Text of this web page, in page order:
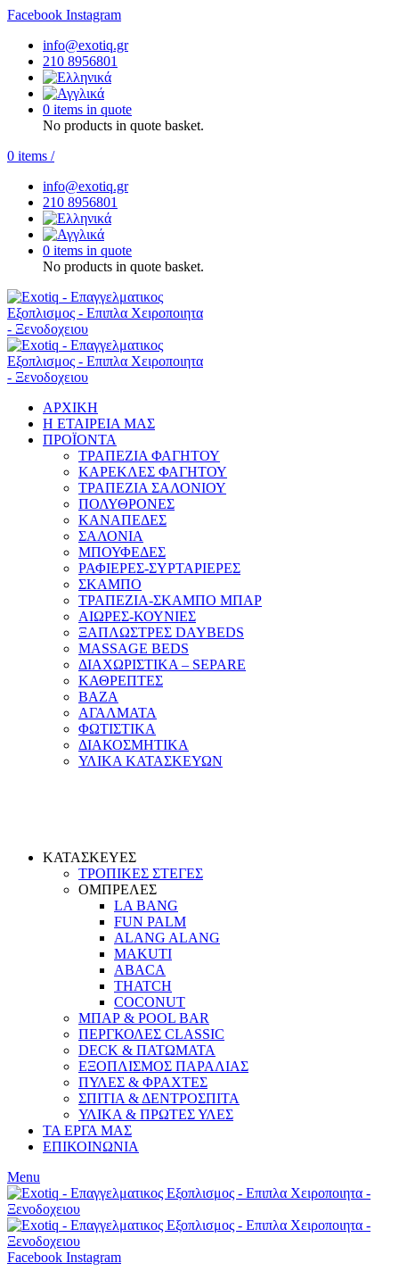
Facebook Instagram
info@exotiq.gr
210 8956801
0 items in quote
No products in quote basket.
0 items /
info@exotiq.gr
210 8956801
0 items in quote
No products in quote basket.
ΑΡΧΙΚΗ
Η ΕΤΑΙΡΕΙΑ ΜΑΣ
ΠΡΟΪΟΝΤΑ
ΤΡΑΠΕΖΙΑ ΦΑΓΗΤΟΥ
ΚΑΡΕΚΛΕΣ ΦΑΓΗΤΟΥ
ΤΡΑΠΕΖΙΑ ΣΑΛΟΝΙΟΥ
ΠΟΛΥΘΡΟΝΕΣ
ΚΑΝΑΠΕΔΕΣ
ΣΑΛΟΝΙΑ
ΜΠΟΥΦΕΔΕΣ
ΡΑΦΙΕΡΕΣ-ΣΥΡΤΑΡΙΕΡΕΣ
ΣΚΑΜΠΟ
ΤΡΑΠΕΖΙΑ-ΣΚΑΜΠΟ ΜΠΑΡ
ΑΙΩΡΕΣ-ΚΟΥΝΙΕΣ
ΞΑΠΛΩΣΤΡΕΣ DAYBEDS
MASSAGE BEDS
ΔΙΑΧΩΡΙΣΤΙΚΑ – SEPARE
ΚΑΘΡΕΠΤΕΣ
ΒΑΖΑ
ΑΓΑΛΜΑΤΑ
ΦΩΤΙΣΤΙΚΑ
ΔΙΑΚΟΣΜΗΤΙΚΑ
ΥΛΙΚΑ ΚΑΤΑΣΚΕΥΩΝ
ΚΑΤΑΣΚΕΥΕΣ
ΤΡΟΠΙΚΕΣ ΣΤΕΓΕΣ
ΟΜΠΡΕΛΕΣ
LA BANG
FUN PALM
ALANG ALANG
MAKUTI
ABACA
THATCH
COCONUT
ΜΠΑΡ & POOL BAR
ΠΕΡΓΚΟΛΕΣ CLASSIC
DECK & ΠΑΤΩΜΑΤΑ
ΕΞΟΠΛΙΣΜΟΣ ΠΑΡΑΛΙΑΣ
ΠΥΛΕΣ & ΦΡΑΧΤΕΣ
ΣΠΙΤΙΑ & ΔΕΝΤΡΟΣΠΙΤΑ
ΥΛΙΚΑ & ΠΡΩΤΕΣ ΥΛΕΣ
ΤΑ ΕΡΓΑ ΜΑΣ
ΕΠΙΚΟΙΝΩΝΙΑ
Menu
Facebook Instagram